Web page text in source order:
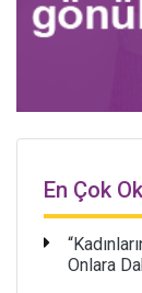
En Çok
Onlara